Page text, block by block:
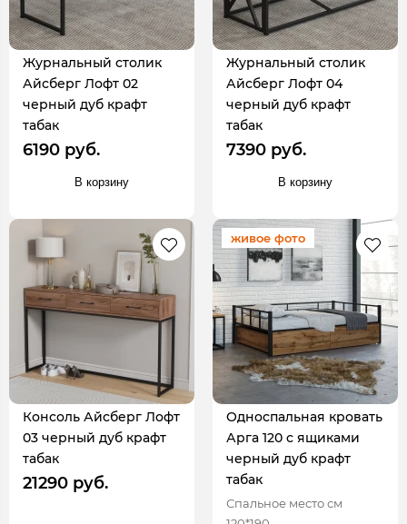
Журнальный столик
Айсберг Лофт 02
черный дуб крафт
табак
6190 руб.
В корзину
Журнальный столик
Айсберг Лофт 04
черный дуб крафт
табак
7390 руб.
В корзину
Консоль Айсберг Лофт
03 черный дуб крафт
табак
21290 руб.
живое фото
Односпальная кровать
Арга 120 с ящиками
черный дуб крафт
табак
Спальное место см